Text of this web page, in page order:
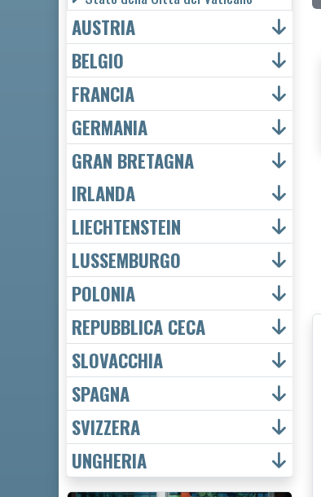
AUSTRIA
BELGIO
FRANCIA
GERMANIA
GRAN BRETAGNA
IRLANDA
LIECHTENSTEIN
LUSSEMBURGO
POLONIA
REPUBBLICA CECA
SLOVACCHIA
SPAGNA
SVIZZERA
UNGHERIA